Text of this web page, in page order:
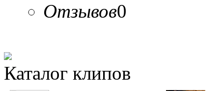
Отзывов0
Каталог клипов